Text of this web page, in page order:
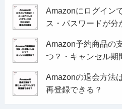
Amazonにログイン
ス・パスワードが
Amazon予約商品の
つ？・キャンセル期
Amazonの退会方法
再登録できる？